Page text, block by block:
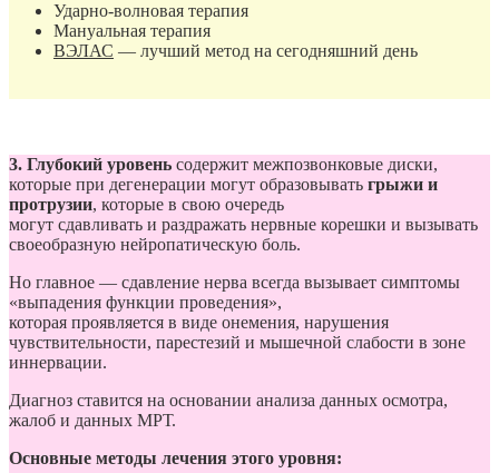
Ударно-волновая терапия
Мануальная терапия
ВЭЛАС — лучший метод на сегодняшний день
3. Глубокий уровень содержит межпозвонковые диски,
которые при дегенерации могут образовывать грыжи и
протрузии, которые в свою очередь
могут сдавливать и раздражать нервные корешки и вызывать
своеобразную нейропатическую боль.
Но главное — сдавление нерва всегда вызывает симптомы
«выпадения функции проведения»,
которая проявляется в виде онемения, нарушения
чувствительности, парестезий и мышечной слабости в зоне
иннервации.
Диагноз ставится на основании анализа данных осмотра,
жалоб и данных МРТ.
Основные методы лечения этого уровня: